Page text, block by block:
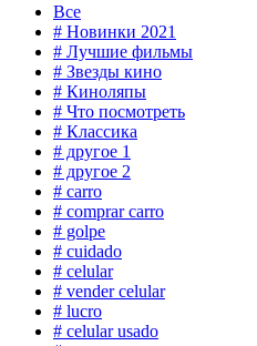
Все
# Новинки 2021
# Лучшие фильмы
# Звезды кино
# Киноляпы
# Что посмотреть
# Классика
# другое 1
# другое 2
# carro
# comprar carro
# golpe
# cuidado
# celular
# vender celular
# lucro
# celular usado